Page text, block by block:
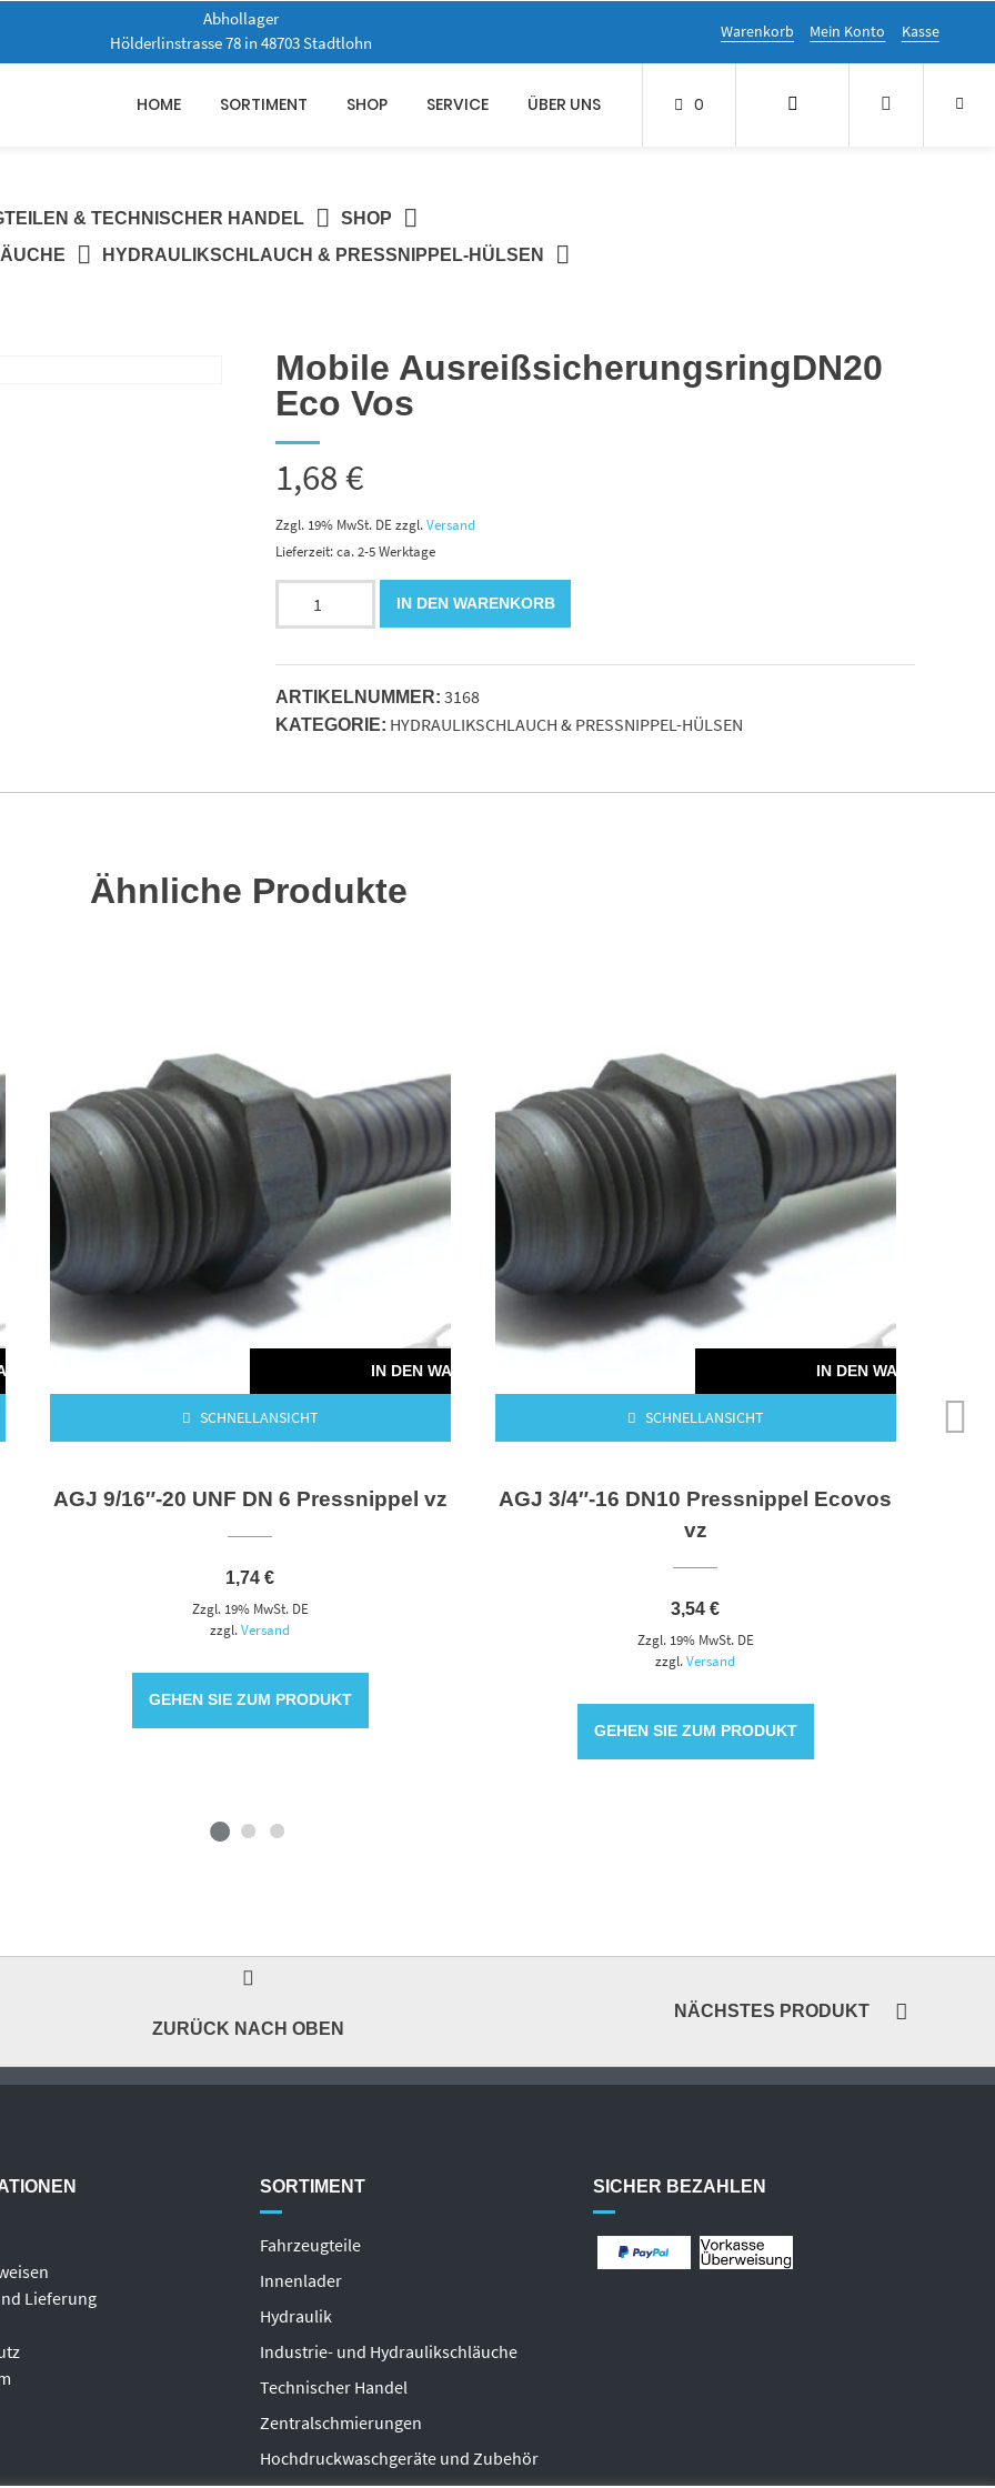
Abhollager
Hölderlinstrasse 78 in 48703 Stadtlohn
Warenkorb Mein Konto Kasse
HOME SORTIMENT SHOP SERVICE ÜBER UNS 0
& TECHNISCHER HANDEL
SHOP
HYDRAULIKSCHLAUCH & PRESSNIPPEL-HÜLSEN
Mobile AusreißsicherungsringDN20
Eco Vos
1,68€
Zzgl. 19% MwSt. DE zzgl.Versand
Lieferzeit: ca. 2-5 Werktage
AusreißsicherungsringDN20
Vos
Menge
IN DEN WARENKORB
ARTIKELNUMMER: 3168
KATEGORIE: HYDRAULIKSCHLAUCH & PRESSNIPPEL-HÜLSEN
Ähnliche Produkte
IN DEN WARENKORB
SCHNELLANSICHT
AGJ 9/16″-20 UNF DN 6 Pressnippel vz
1,74€
Zzgl. 19% MwSt. DE
zzgl.Versand
GEHEN SIE ZUM PRODUKT
IN DEN WARENKORB
SCHNELLANSICHT
AGJ 3/4″-16 DN10 Pressnippel Ecovos
vz
3,54€
Zzgl. 19% MwSt. DE
zzgl.Versand
GEHEN SIE ZUM PRODUKT
NÄCHSTES PRODUKT
ZURÜCK NACH OBEN
Lieferung
SORTIMENT
Fahrzeugteile
Innenlader
Hydraulik
Industrie- und Hydraulikschläuche
Technischer Handel
Zentralschmierungen
Hochdruckwaschgeräte und Zubehör
SICHER BEZAHLEN